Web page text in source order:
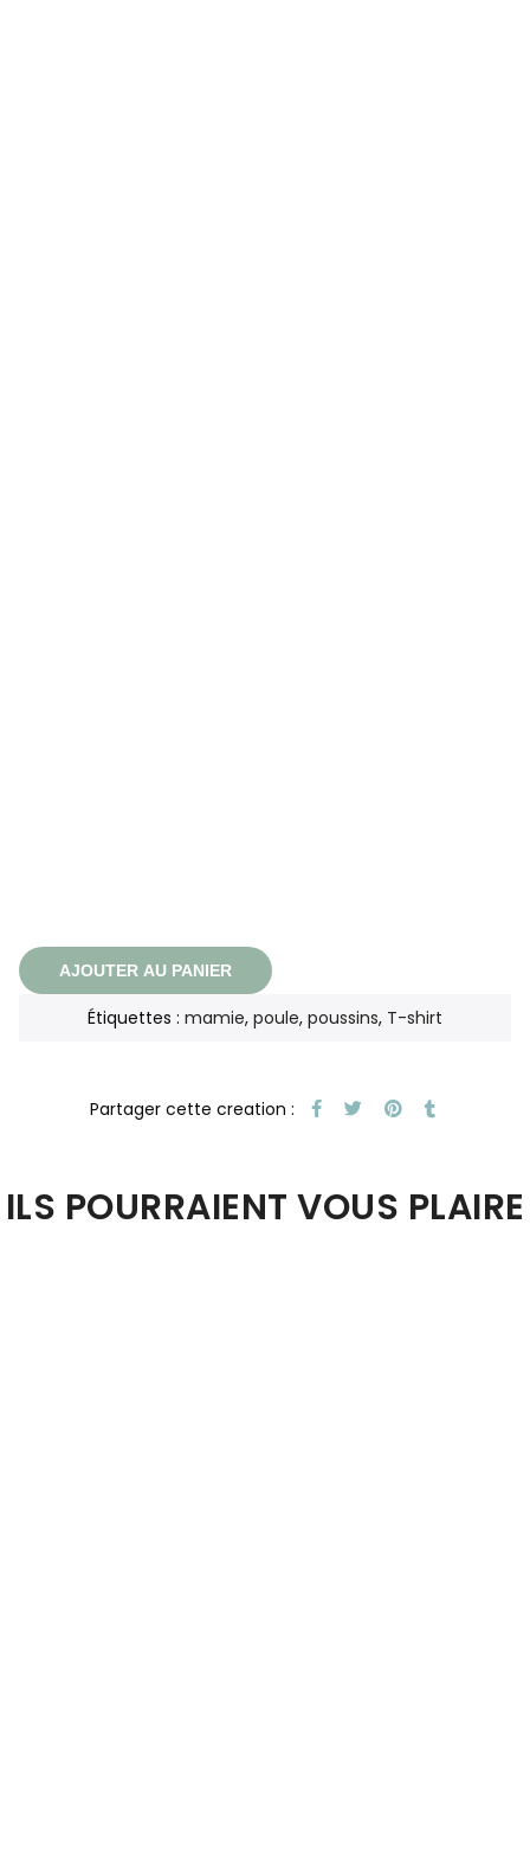
AJOUTER AU PANIER
Étiquettes : mamie, poule, poussins, T-shirt
ILS POURRAIENT VOUS PLAIRE